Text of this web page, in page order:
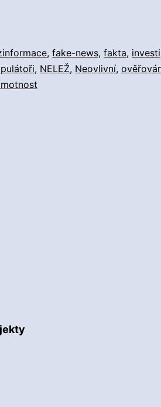
, fake-news, fakta,
, NELEŽ, Neovlivní,